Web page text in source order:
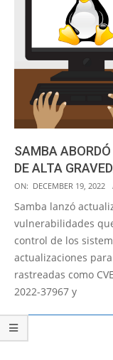
SAMBA
DE ALTA
2022-
12-
19
ON: DECEMBER 19, 2022
Samba lanzó
vulnerabilidades
control de los
actualizaciones
rastreadas como
2022-37967 y